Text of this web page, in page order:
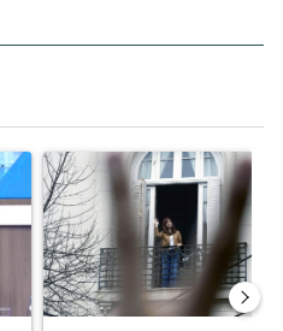
con más comentarios en los
título "El Banco Central no
Un artículo de tendencia con